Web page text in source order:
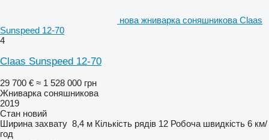
нова жниварка соняшникова Claas
Sunspeed 12-70
4
Claas Sunspeed 12-70
29 700 € ≈ 1 528 000 грн
Жниварка соняшникова
2019
Стан новий
Ширина захвату 8,4 м Кількість рядів 12 Робоча швидкість 6 км/
год